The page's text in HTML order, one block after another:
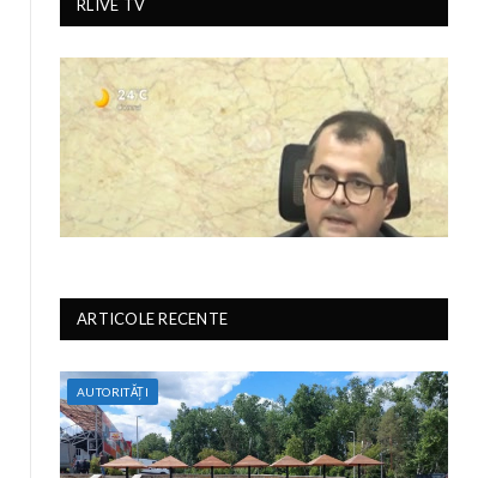
RLIVE TV
ARTICOLE RECENTE
AUTORITĂȚI